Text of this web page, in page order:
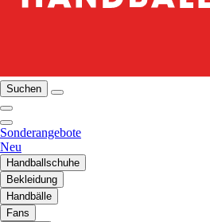
Suchen
Sonderangebote
Neu
Handballschuhe
Bekleidung
Handbälle
Fans